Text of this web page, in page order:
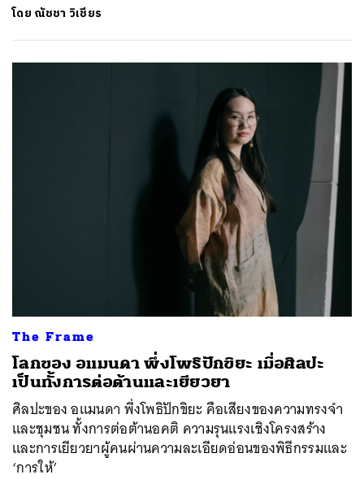
โดย ณัชชา วิเชียร
The Frame
โลกของ อแมนดา พึ่งโพธิปักขิยะ เมื่อศิลปะ
เป็นทั้งการต่อต้านและเยียวยา
ศิลปะของ อแมนดา พึ่งโพธิปักขิยะ คือเสียงของความทรงจำ
และชุมชน ทั้งการต่อต้านอคติ ความรุนแรงเชิงโครงสร้าง
และการเยียวยาผู้คนผ่านความละเอียดอ่อนของพิธีกรรมและ
‘การให้’